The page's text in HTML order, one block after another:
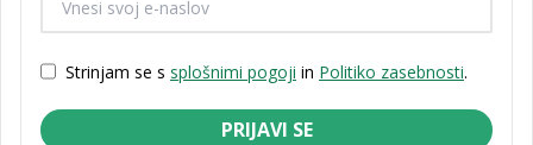
Strinjam se s splošnimi pogoji in Politiko zasebnosti.
PRIJAVI SE